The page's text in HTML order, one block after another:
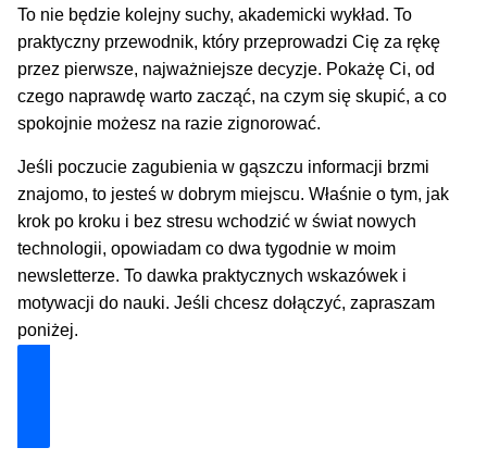
To nie będzie kolejny suchy, akademicki wykład. To
praktyczny przewodnik, który przeprowadzi Cię za rękę
przez pierwsze, najważniejsze decyzje. Pokażę Ci, od
czego naprawdę warto zacząć, na czym się skupić, a co
spokojnie możesz na razie zignorować.
Jeśli poczucie zagubienia w gąszczu informacji brzmi
znajomo, to jesteś w dobrym miejscu. Właśnie o tym, jak
krok po kroku i bez stresu wchodzić w świat nowych
technologii, opowiadam co dwa tygodnie w moim
newsletterze. To dawka praktycznych wskazówek i
motywacji do nauki. Jeśli chcesz dołączyć, zapraszam
poniżej.